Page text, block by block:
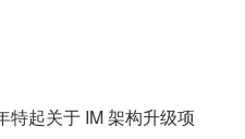
特起关于 IM 架构升级项